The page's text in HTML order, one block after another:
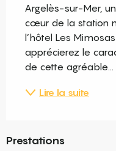
Argelès-sur-Mer,
cœur de la station
l’hôtel Les
apprécierez le
de cette agréable...
Lire la suite
Prestations